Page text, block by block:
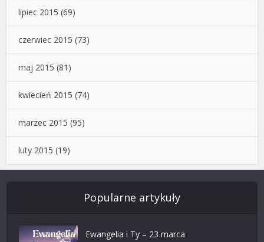
lipiec 2015 (69)
czerwiec 2015 (73)
maj 2015 (81)
kwiecień 2015 (74)
marzec 2015 (95)
luty 2015 (19)
Popularne artykuły
Ewangelia i Ty – 23 marca